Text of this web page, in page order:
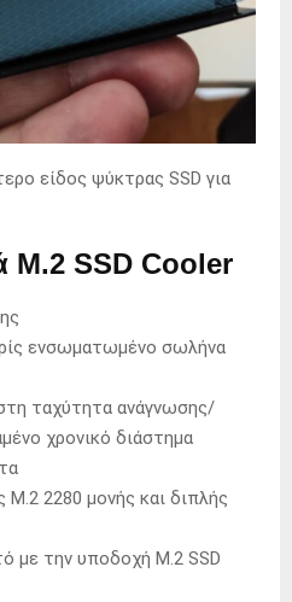
είδος ψύκτρας SSD για
M.2 SSD Cooler
ενσωματωμένο σωλήνα
ταχύτητα ανάγνωσης/
χρονικό διάστημα
M.2 2280 μονής και διπλής
με την υποδοχή M.2 SSD